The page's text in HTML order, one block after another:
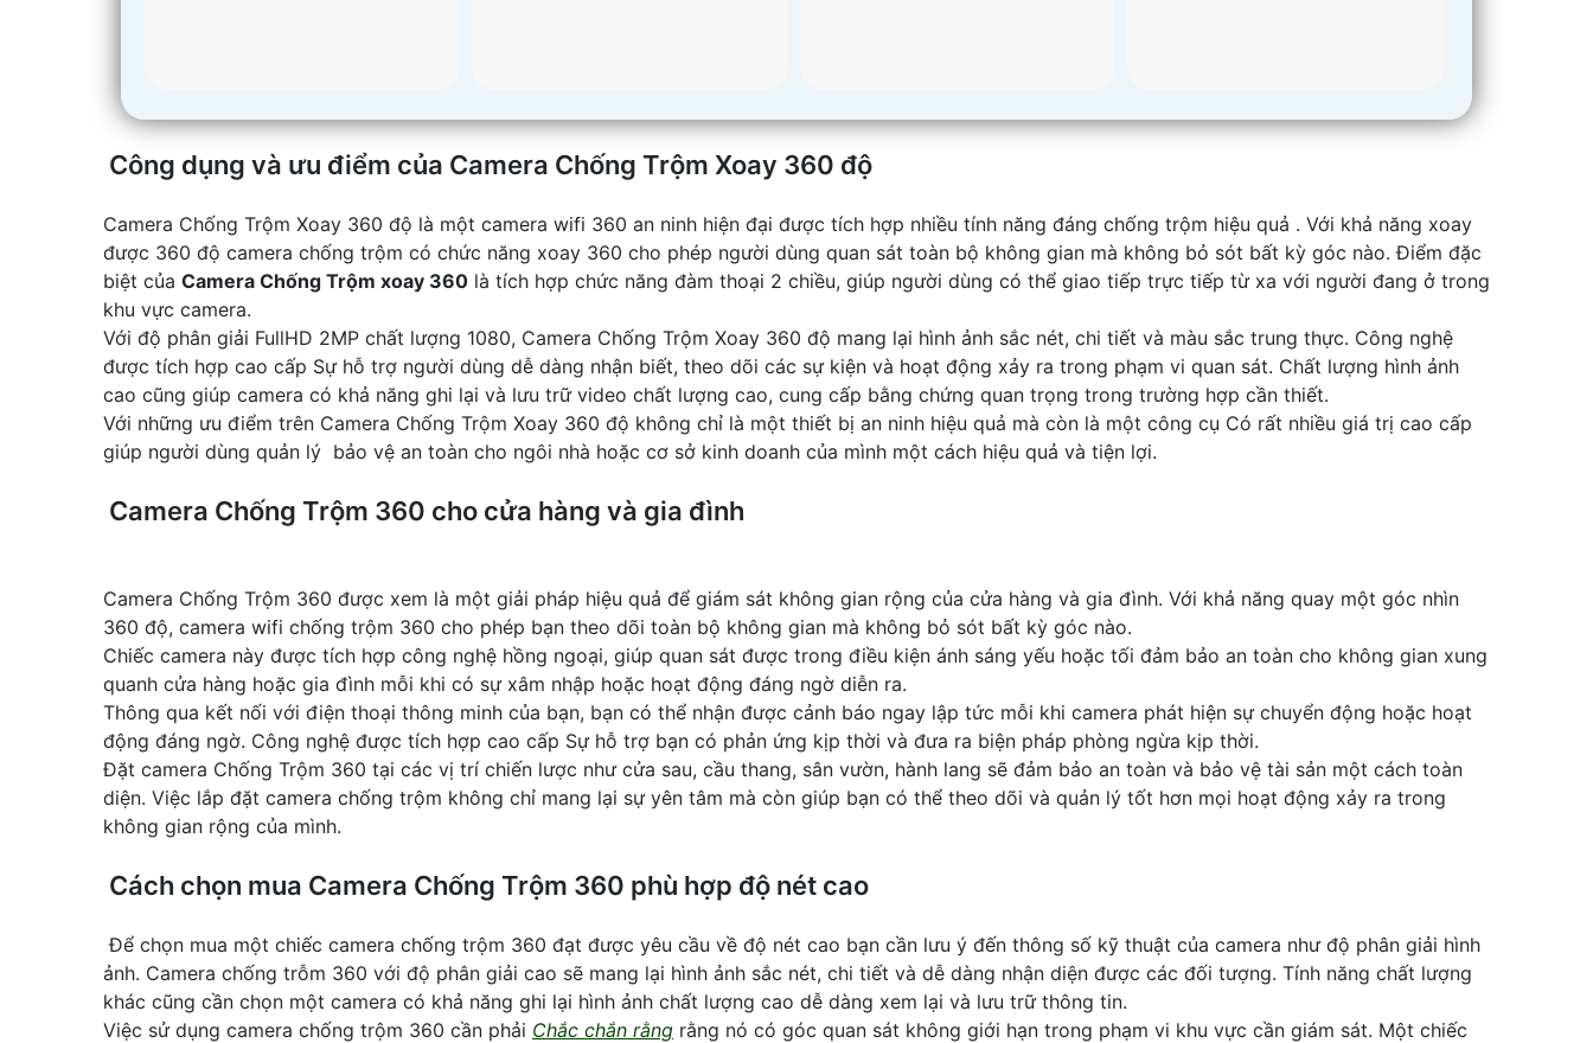
Công dụng và ưu điểm của Camera Chống Trộm Xoay 360 độ
Camera Chống Trộm Xoay 360 độ là một camera wifi 360 an ninh hiện đại được tích hợp nhiều tính năng đáng chống trộm hiệu quả . Với khả năng xoay
được 360 độ camera chống trộm có chức năng xoay 360 cho phép người dùng quan sát toàn bộ không gian mà không bỏ sót bất kỳ góc nào. Điểm đặc
biệt của Camera Chống Trộm xoay 360 là tích hợp chức năng đàm thoại 2 chiều, giúp người dùng có thể giao tiếp trực tiếp từ xa với người đang ở trong
khu vực camera.
Với độ phân giải FullHD 2MP chất lượng 1080, Camera Chống Trộm Xoay 360 độ mang lại hình ảnh sắc nét, chi tiết và màu sắc trung thực. Công nghệ
được tích hợp cao cấp Sự hỗ trợ người dùng dễ dàng nhận biết, theo dõi các sự kiện và hoạt động xảy ra trong phạm vi quan sát. Chất lượng hình ảnh
cao cũng giúp camera có khả năng ghi lại và lưu trữ video chất lượng cao, cung cấp bằng chứng quan trọng trong trường hợp cần thiết.
Với những ưu điểm trên Camera Chống Trộm Xoay 360 độ không chỉ là một thiết bị an ninh hiệu quả mà còn là một công cụ Có rất nhiều giá trị cao cấp
giúp người dùng quản lý bảo vệ an toàn cho ngôi nhà hoặc cơ sở kinh doanh của mình một cách hiệu quả và tiện lợi.
Camera Chống Trộm 360 cho cửa hàng và gia đình
Camera Chống Trộm 360 được xem là một giải pháp hiệu quả để giám sát không gian rộng của cửa hàng và gia đình. Với khả năng quay một góc nhìn
360 độ, camera wifi chống trộm 360 cho phép bạn theo dõi toàn bộ không gian mà không bỏ sót bất kỳ góc nào.
Chiếc camera này được tích hợp công nghệ hồng ngoại, giúp quan sát được trong điều kiện ánh sáng yếu hoặc tối đảm bảo an toàn cho không gian xung
quanh cửa hàng hoặc gia đình mỗi khi có sự xâm nhập hoặc hoạt động đáng ngờ diễn ra.
Thông qua kết nối với điện thoại thông minh của bạn, bạn có thể nhận được cảnh báo ngay lập tức mỗi khi camera phát hiện sự chuyển động hoặc hoạt
động đáng ngờ. Công nghệ được tích hợp cao cấp Sự hỗ trợ bạn có phản ứng kịp thời và đưa ra biện pháp phòng ngừa kịp thời.
Đặt camera Chống Trộm 360 tại các vị trí chiến lược như cửa sau, cầu thang, sân vườn, hành lang sẽ đảm bảo an toàn và bảo vệ tài sản một cách toàn
diện. Việc lắp đặt camera chống trộm không chỉ mang lại sự yên tâm mà còn giúp bạn có thể theo dõi và quản lý tốt hơn mọi hoạt động xảy ra trong
không gian rộng của mình.
Cách chọn mua Camera Chống Trộm 360 phù hợp độ nét cao
Để chọn mua một chiếc camera chống trộm 360 đạt được yêu cầu về độ nét cao bạn cần lưu ý đến thông số kỹ thuật của camera như độ phân giải hình
ảnh. Camera chống trỗm 360 với độ phân giải cao sẽ mang lại hình ảnh sắc nét, chi tiết và dễ dàng nhận diện được các đối tượng. Tính năng chất lượng
khác cũng cần chọn một camera có khả năng ghi lại hình ảnh chất lượng cao dễ dàng xem lại và lưu trữ thông tin.
Việc sử dụng camera chống trộm 360 cần phải Chắc chắn rằng rằng nó có góc quan sát không giới hạn trong phạm vi khu vực cần giám sát. Một chiếc